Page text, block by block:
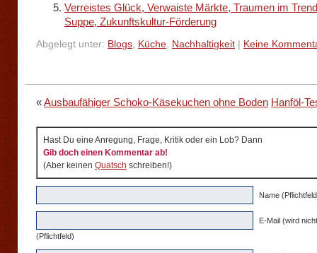
Verreistes Glück, Verwaiste Märkte, Traumen im
Suppe, Zukunftskultur-Förderung
Abgelegt unter: Blogs, Küche, Nachhaltigkeit Keine
«Ausbaufähiger Schoko-Käsekuchen ohne Boden Hanföl-
Hast Du eine Anregung, Frage, Kritik oder ein Lob? Dann
Gib doch einen Kommentar ab!
(Aber keinen Quatsch schreiben!)
Name
E-Mail (wird
(Pflichtfeld)